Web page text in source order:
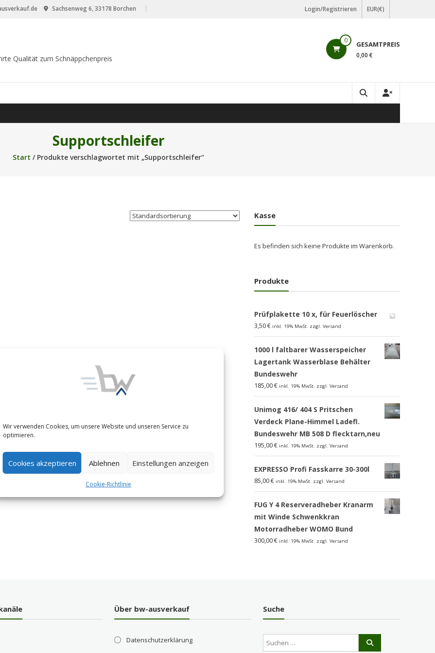
Wir verwenden Cookies, um unsere Website und unseren Service zu
optimieren.
Cookies akzeptieren Ablehnen Einstellungen anzeigen
Cookie-Richtlinie
Sachsenweg 6, 33178 Borchen Login/Registrieren EUR(€)
Qualität zum Schnäppchenpreis
0 GESAMTPREIS
0,00 €
Supportschleifer
Start / Produkte verschlagwortet mit „Supportschleifer“
Kasse
Es befinden sich keine Produkte im Warenkorb.
Produkte
Prüfplakette 10 x, für Feuerlöscher
3,50€ inkl. 19% MwSt. zzgl. Versand
1000 l faltbarer Wasserspeicher
Lagertank Wasserblase Behälter
Bundeswehr
185,00€ inkl. 19% MwSt. zzgl. Versand
Unimog 416/ 404 S Pritschen
Verdeck Plane-Himmel Ladefl.
Bundeswehr MB 508 D flecktarn,neu
195,00€ inkl. 19% MwSt. zzgl. Versand
EXPRESSO Profi Fasskarre 30-300l
85,00€ inkl. 19% MwSt. zzgl. Versand
FUG Y 4 Reserveradheber Kranarm
mit Winde Schwenkkran
Motorradheber WOMO Bund
300,00€ inkl. 19% MwSt. zzgl. Versand
Über bw-ausverkauf
Datenschutzerklärung
Suche